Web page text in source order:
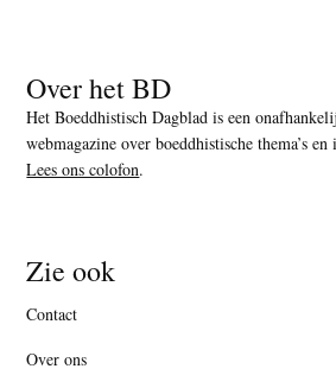
Over het BD
Het Boeddhistisch Dagblad is een
webmagazine over boeddhistische thema’s en
Lees ons colofon.
Zie ook
Contact
Over ons